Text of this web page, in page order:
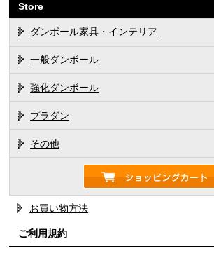
Store
ダンボール家具・インテリア
一般ダンボール
強化ダンボール
プラダン
その他
お買い物方法
ご利用規約